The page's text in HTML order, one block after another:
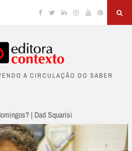
Facebook
TwitterLinkedinInstagram
YouTubePinterest
A CIRCULAÇÃO DO SABER
| Dad Squarisi